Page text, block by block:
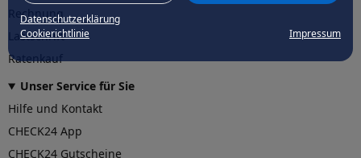
Datenschutzerklärung
Cookierichtlinie
Impressum
Rechnung
Lastschrift
Ratenkauf
Unser Service für Sie
Hilfe und Kontakt
CHECK24 App
CHECK24 Gutscheine